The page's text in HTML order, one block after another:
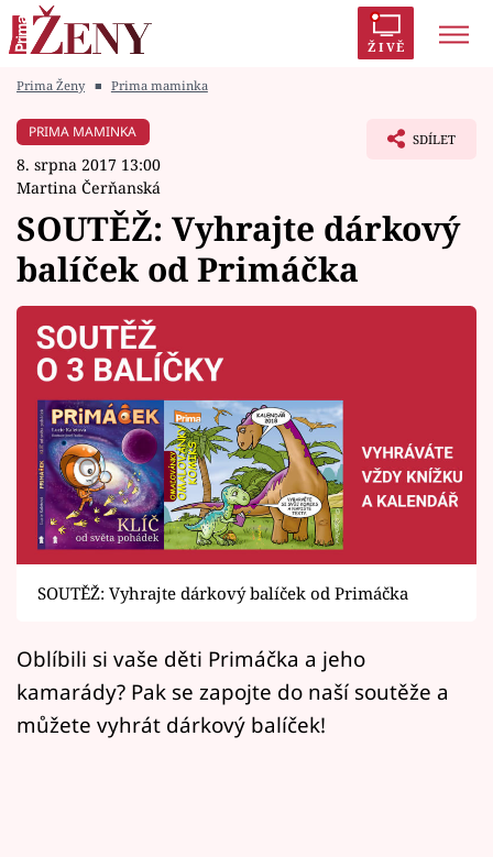
ŽIVĚ
Módní alarm
Zrádci
Témata
Celebrity
Vztahy
Seriály
Horoskopy
Sledujte prima+
Filmový festival Karlovy Vary
Pořady
Mámy sobě
Prima Ženy ■ Prima maminka
PRIMA MAMINKA
8. srpna 2017 13:00
Martina Čerňanská
SDÍLET
SOUTĚŽ: Vyhrajte dárkový
balíček od Primáčka
SOUTĚŽ: Vyhrajte dárkový balíček od Primáčka
Oblíbili si vaše děti Primáčka a jeho
kamarády? Pak se zapojte do naší soutěže a
můžete vyhrát dárkový balíček!